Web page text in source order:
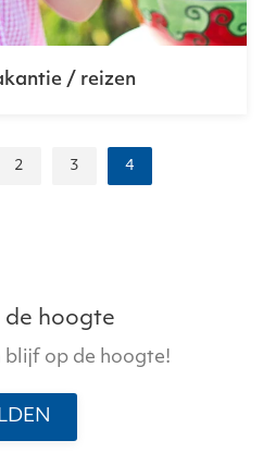
/ reizen
2 3 4
de hoogte
blijf op de hoogte!